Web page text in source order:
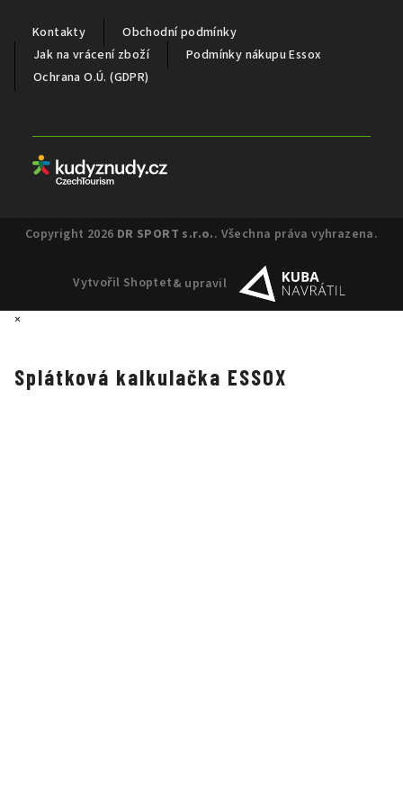
Kontakty
Obchodní podmínky
Jak na vrácení zboží
Podmínky nákupu Essox
Ochrana O.Ú. (GDPR)
Copyright 2026 DR SPORT s.r.o.. Všechna práva vyhrazena.
Vytvořil Shoptet& upravil
×
Splátková kalkulačka ESSOX